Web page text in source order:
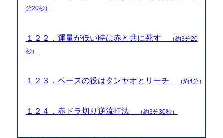
分20秒）
１２２．運量が低い時は赤と共に死す
（約3分20
秒）
１２３．ベースの役はタンヤオとリーチ （約4分）
１２４．赤ドラ切り逆流打法 （約3分30秒）